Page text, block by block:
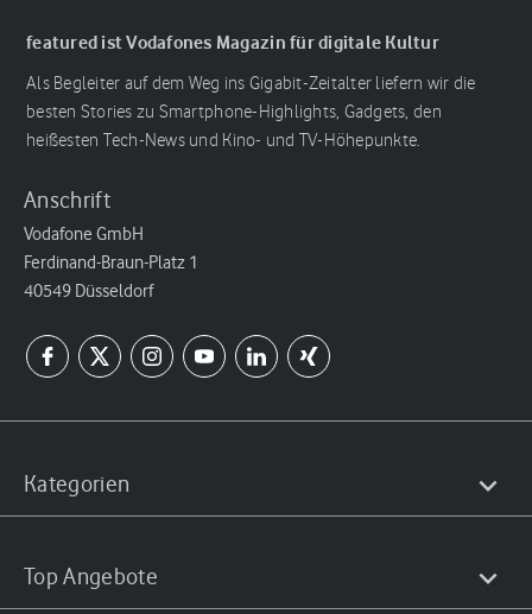
featured ist Vodafones Magazin für digitale Kultur
Als Begleiter auf dem Weg ins Gigabit-Zeitalter liefern wir die
besten Stories zu Smartphone-Highlights, Gadgets, den
heißesten Tech-News und Kino- und TV-Höhepunkte.
Anschrift
Vodafone GmbH
Ferdinand-Braun-Platz 1
40549 Düsseldorf
Kategorien
Top Angebote